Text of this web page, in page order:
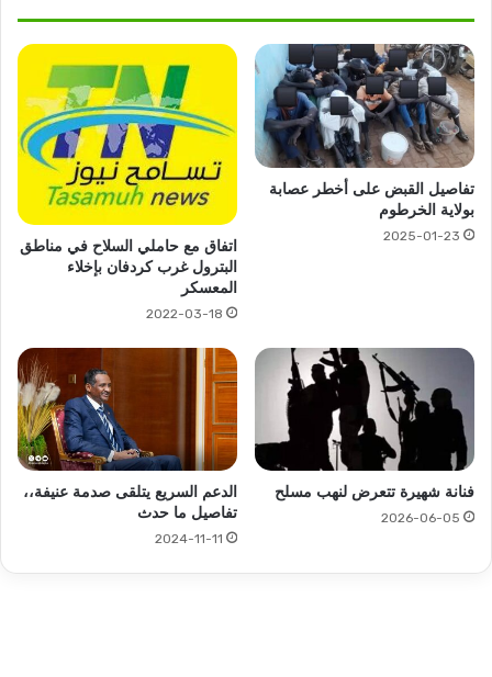
تفاصيل القبض على أخطر عصابة
بولاية الخرطوم
2025-01-23
اتفاق مع حاملي السلاح في مناطق
البترول غرب كردفان بإخلاء
المعسكر
2022-03-18
فنانة شهيرة تتعرض لنهب مسلح
2026-06-05
الدعم السريع يتلقى صدمة عنيفة،،
تفاصيل ما حدث
2024-11-11